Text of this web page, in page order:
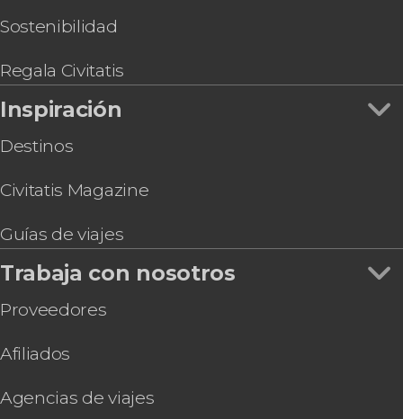
Bus turístico + Valladolid Card
Paseo en globo por Valladolid
Tour en bicicleta por Valladolid
Sostenibilidad
Regala Civitatis
Inspiración
Destinos
Civitatis Magazine
Guías de viajes
Trabaja con nosotros
Proveedores
Afiliados
Agencias de viajes